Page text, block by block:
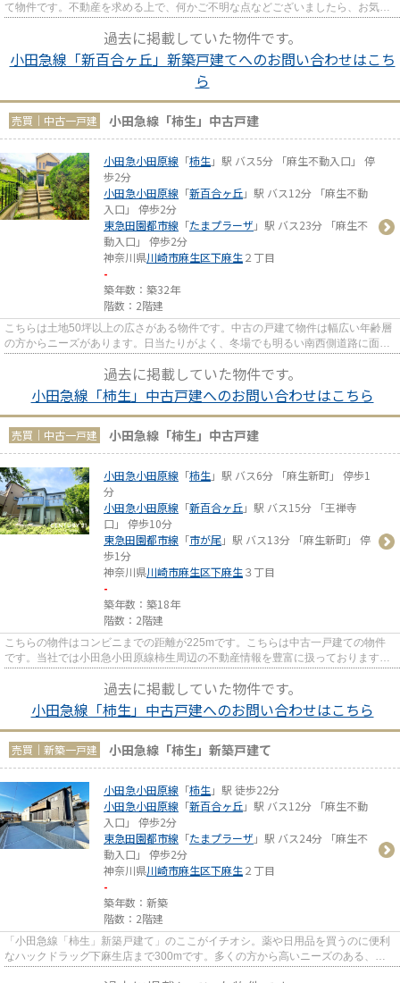
て物件です。不動産を求める上で、何かご不明な点などございましたら、お気軽
過去に掲載していた物件です。
小田急線「新百合ヶ丘」新築戸建てへのお問い合わせはこち
ら
売買｜中古一戸建 小田急線「柿生」中古戸建
小田急小田原線 「柿生」駅 バス5分 「麻生不動入口」 停
歩2分
小田急小田原線 「新百合ヶ丘」駅 バス12分 「麻生不動
入口」 停歩2分
東急田園都市線 「たまプラーザ 」駅 バス23分 「麻生不
動入口」 停歩2分
神奈川県川崎市麻生区下麻生２丁目
-
築年数：築32年
階数：2階建
こちらは土地50坪以上の広さがある物件です。中古の戸建て物件は幅広い年齢層
の方からニーズがあります。日当たりがよく、冬場でも明るい南西側道路に面し
過去に掲載していた物件です。
小田急線「柿生」中古戸建へのお問い合わせはこちら
売買｜中古一戸建 小田急線「柿生」中古戸建
小田急小田原線 「柿生」駅 バス6分 「麻生新町」 停歩1
分
小田急小田原線 「新百合ヶ丘」駅 バス15分 「王禅寺
口」 停歩10分
東急田園都市線 「市が尾」駅 バス13分 「麻生新町」 停
歩1分
神奈川県川崎市麻生区下麻生３丁目
-
築年数：築18年
階数：2階建
こちらの物件はコンビニまでの距離が225mです。こちらは中古一戸建ての物件
です。当社では小田急小田原線柿生周辺の不動産情報を豊富に扱っておりますの
過去に掲載していた物件です。
小田急線「柿生」中古戸建へのお問い合わせはこちら
売買｜新築一戸建 小田急線「柿生」新築戸建て
小田急小田原線 「柿生」駅 徒歩22分
小田急小田原線 「新百合ヶ丘」駅 バス12分 「麻生不動
入口」 停歩2分
東急田園都市線 「たまプラーザ 」駅 バス24分 「麻生不
動入口」 停歩2分
神奈川県川崎市麻生区下麻生２丁目
-
築年数：新築
階数：2階建
「小田急線「柿生」新築戸建て」のここがイチオシ。薬や日用品を買うのに便利
なハックドラッグ下麻生店まで300mです。多くの方から高いニーズのある、内